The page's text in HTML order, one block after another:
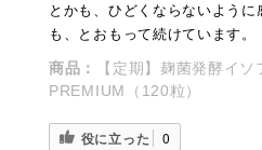
とかも、ひどくならないよう
も、とおもって続けています。
商品：
【定期】麹菌発酵イソ
PREMIUM（120粒）
役に立った 0